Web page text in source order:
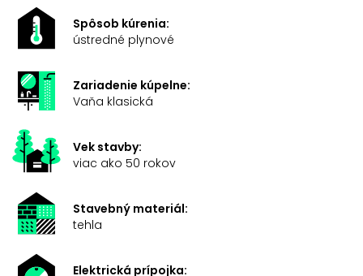
Spôsob kúrenia:
ústredné plynové
Zariadenie kúpelne:
Vaňa klasická
Vek stavby:
viac ako 50 rokov
Stavebný materiál:
tehla
Elektrická prípojka: